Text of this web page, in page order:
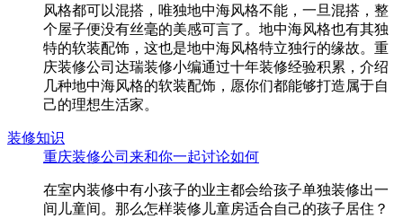
风格都可以混搭，唯独地中海风格不能，一旦混搭，整
个屋子便没有丝毫的美感可言了。地中海风格也有其独
特的软装配饰，这也是地中海风格特立独行的缘故。重
庆装修公司达瑞装修小编通过十年装修经验积累，介绍
几种地中海风格的软装配饰，愿你们都能够打造属于自
己的理想生活家。
装修知识
重庆装修公司来和你一起讨论如何
在室内装修中有小孩子的业主都会给孩子单独装修出一
间儿童间。那么怎样装修儿童房适合自己的孩子居住？